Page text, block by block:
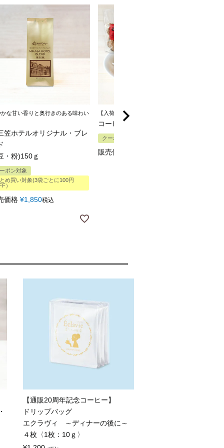
かな甘い香りと奥行きのある味わい
笠ホテルオリジナル・ブレ
・粉)150ｇ
ポン対象
め買い対象(3袋ごとに100円
）
価格 ¥1,850税込
【入荷しました！】
コーヒーラスク１袋
クーポン対象
販売価格
【通販20周年記念コーヒー】
ドリップバッグ
エクラヴィ ～ディナーの後に～
４枚〈1枚：10ｇ〉